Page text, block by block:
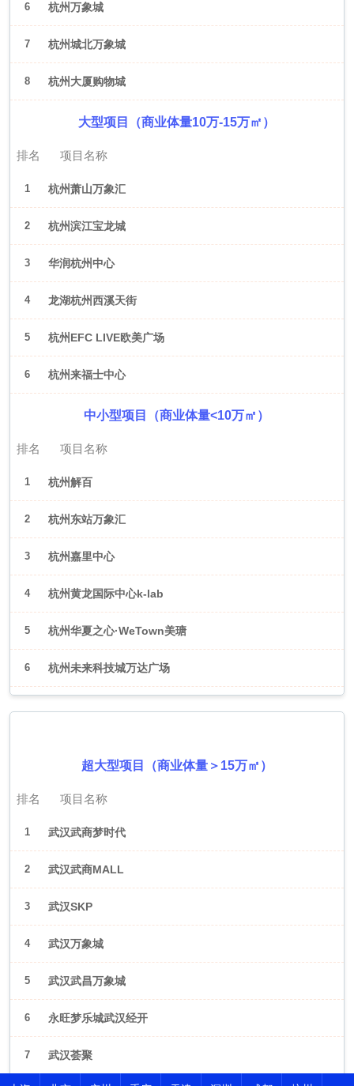
6 杭州万象城
7 杭州城北万象城
8 杭州大厦购物城
大型项目（商业体量10万-15万㎡）
排名 项目名称
1 杭州萧山万象汇
2 杭州滨江宝龙城
3 华润杭州中心
4 龙湖杭州西溪天街
5 杭州EFC LIVE欧美广场
6 杭州来福士中心
中小型项目（商业体量<10万㎡）
排名 项目名称
1 杭州解百
2 杭州东站万象汇
3 杭州嘉里中心
4 杭州黄龙国际中心k-lab
5 杭州华夏之心·WeTown美瑭
6 杭州未来科技城万达广场
超大型项目（商业体量＞15万㎡）
排名 项目名称
1 武汉武商梦时代
2 武汉武商MALL
3 武汉SKP
4 武汉万象城
5 武汉武昌万象城
6 永旺梦乐城武汉经开
7 武汉荟聚